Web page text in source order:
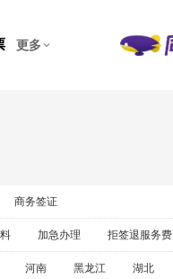
更多
商务签证
加急办理 拒签退服务费
河南 黑龙江 湖北